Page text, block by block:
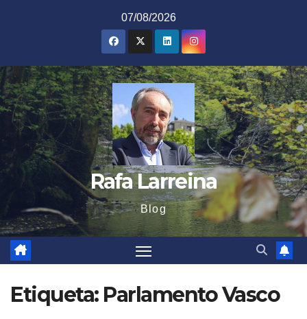
07/08/2026
Rafa Larreina
Blog
Etiqueta: Parlamento Vasco